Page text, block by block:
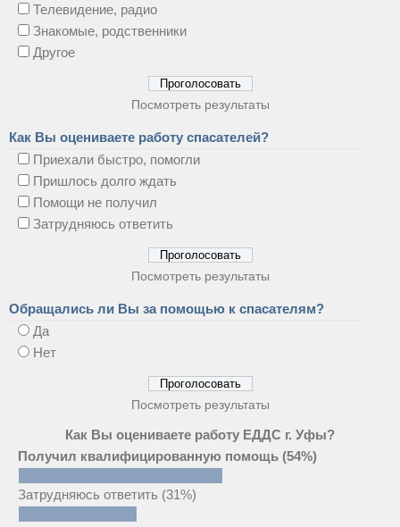
Телевидение, радио
Знакомые, родственники
Другое
Посмотреть результаты
Как Вы оцениваете работу спасателей?
Приехали быстро, помогли
Пришлось долго ждать
Помощи не получил
Затрудняюсь ответить
Посмотреть результаты
Обращались ли Вы за помощью к спасателям?
Да
Нет
Посмотреть результаты
Как Вы оцениваете работу ЕДДС г. Уфы?
Получил квалифицированную помощь (54%)
Затрудняюсь ответить (31%)